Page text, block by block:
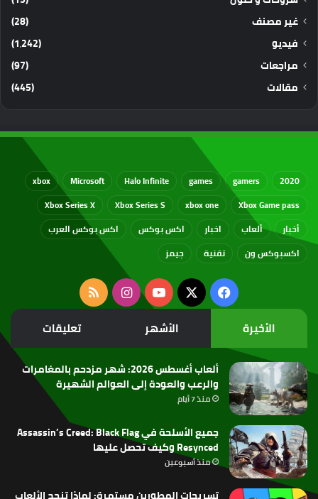
غير مصنف
(28)
فيديو
(1٬242)
مراجعات
(97)
مقالات
(445)
2020
gamers
games
Halo Infinite
Microsoft
xbox
Xbox Game pass
xbox one
Xbox Series S
Xbox Series X
أخبار
ألعاب اخبار اكس بوكس
اكس بوكس العرب
اكسبوكس ون
تقنية جيمز
فيسبوك
‫X
‫YouTubeانستقرامملخص
الموقع
RSS
الأخيرة الأشهر تعليقات
ألعاب أغسطس 2026: شهر مزدحم بالمغامرات
والرعب والعودة إلى العوالم الشهيرة
منذ 7 أيام
جميع الأسلحة في Assassin’s Creed: Black Flag
Resynced وكيف تحصل عليها
منذ أسبوعين